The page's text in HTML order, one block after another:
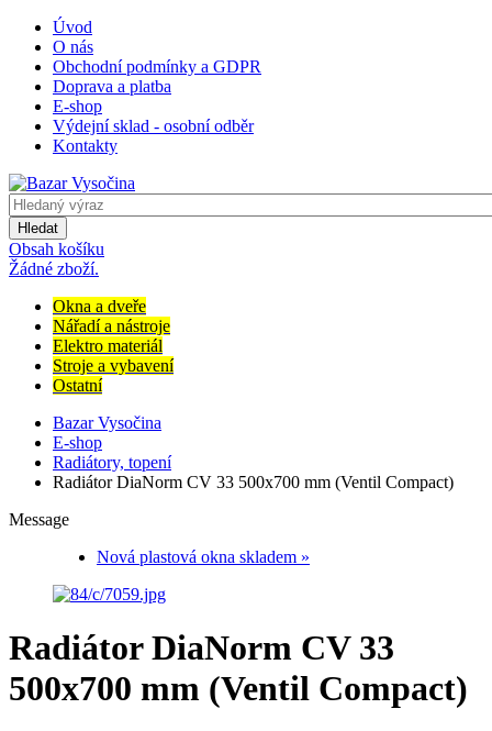
Úvod
O nás
Obchodní podmínky a GDPR
Doprava a platba
E-shop
Výdejní sklad - osobní odběr
Kontakty
Hledat
Obsah košíku
Žádné zboží.
Okna a dveře
Nářadí a nástroje
Elektro materiál
Stroje a vybavení
Ostatní
Bazar Vysočina
E-shop
Radiátory, topení
Radiátor DiaNorm CV 33 500x700 mm (Ventil Compact)
Message
Nová plastová okna skladem »
Radiátor DiaNorm CV 33
500x700 mm (Ventil Compact)